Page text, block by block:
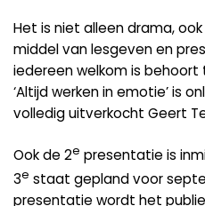
Het is niet alleen drama,
middel van lesgeven en
iedereen welkom is
‘Altijd werken in emotie’ is
volledig uitverkocht Geert
Ook de 2e presentatie is
3e staat gepland voor
presentatie wordt het